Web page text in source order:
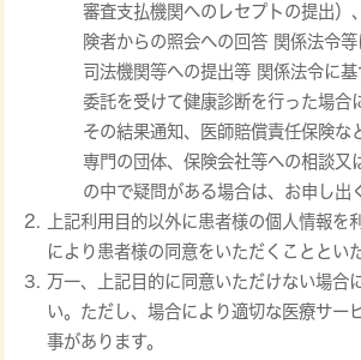
審査支払機関へのレセプトの提出）
険者からの照会への回答 関係法令
司法機関等への提出等 関係法令に
委託を受けて健康診断を行った場合
その結果通知、医師賠償責任保険な
専門の団体、保険会社等への相談又
の中で疑問がある場合は、お申し出
上記利用目的以外に患者様の個人情報を
により患者様の同意をいただくこととい
万一、上記目的に同意いただけない場合
い。ただし、場合により適切な医療サー
事があります。